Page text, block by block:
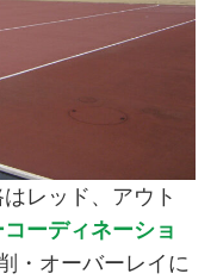
レッド、アウト
ーディネーショ
・オーバーレイに